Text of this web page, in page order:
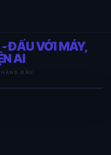
- ĐẤU VỚI MÁY,
AI
ĐẦU